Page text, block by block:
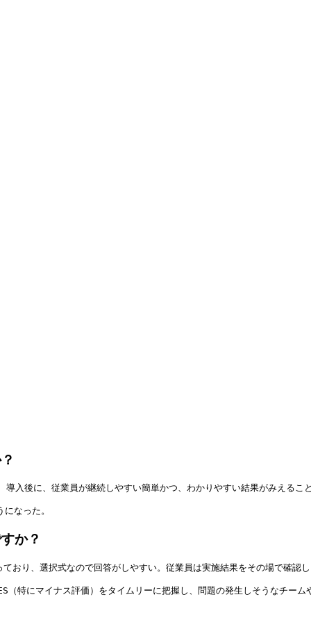
後に、従業員が継続しやすい簡単かつ、わかりやすい結果がみえる
なった。
か？
り、選択式なので回答がしやすい。従業員は実施結果をその場で確
特にマイナス評価）をタイムリーに把握し、問題の発生しそうなチー